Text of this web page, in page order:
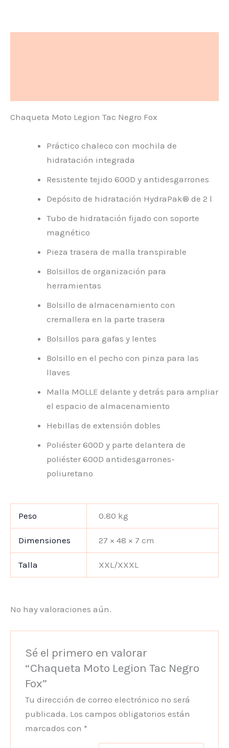
Chaqueta Moto Legion Tac Negro Fox
Práctico chaleco con mochila de
hidratación integrada
Resistente tejido 600D y antidesgarrones
Depósito de hidratación HydraPak® de 2 l
Tubo de hidratación fijado con soporte
magnético
Pieza trasera de malla transpirable
Bolsillos de organización para
herramientas
Bolsillo de almacenamiento con
cremallera en la parte trasera
Bolsillos para gafas y lentes
Bolsillo en el pecho con pinza para las
llaves
Malla MOLLE delante y detrás para ampliar
el espacio de almacenamiento
Hebillas de extensión dobles
Poliéster 600D y parte delantera de
poliéster 600D antidesgarrones-
poliuretano
Peso 0.80 kg
Dimensiones 27 × 48 × 7 cm
Talla XXL/XXXL
No hay valoraciones aún.
Sé el primero en valorar
“Chaqueta Moto Legion Tac Negro
Fox”
Tu dirección de correo electrónico no será
publicada. Los campos obligatorios están
marcados con *